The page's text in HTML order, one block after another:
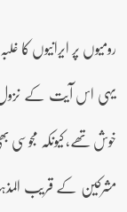
یہی اس آیت کے نزول
خوش تھے، کیونکہ
مشرکین کے قریب